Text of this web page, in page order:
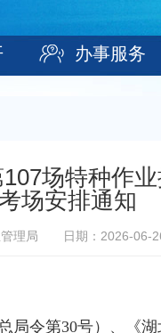
办事服务
场特种作
场安排通知
理局 日期：2026-06-
局令第30号）、《